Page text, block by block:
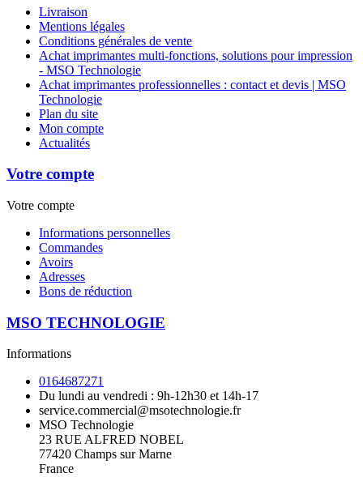
Livraison
Mentions légales
Conditions générales de vente
Achat imprimantes multi-fonctions, solutions pour impression
- MSO Technologie
Achat imprimantes professionnelles : contact et devis | MSO
Technologie
Plan du site
Mon compte
Actualités
Votre compte
Votre compte
Informations personnelles
Commandes
Avoirs
Adresses
Bons de réduction
MSO TECHNOLOGIE
Informations
0164687271
Du lundi au vendredi : 9h-12h30 et 14h-17
service.commercial@msotechnologie.fr
MSO Technologie
23 RUE ALFRED NOBEL
77420 Champs sur Marne
France